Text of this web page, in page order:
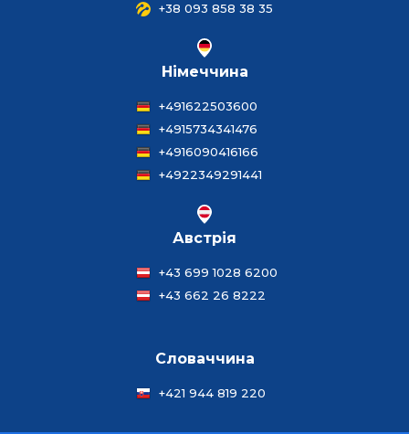
+38 093 858 38 35
Німеччина
+491622503600
+4915734341476
+4916090416166
+4922349291441
Австрія
+43 699 1028 6200
+43 662 26 8222
Словаччина
+421 944 819 220